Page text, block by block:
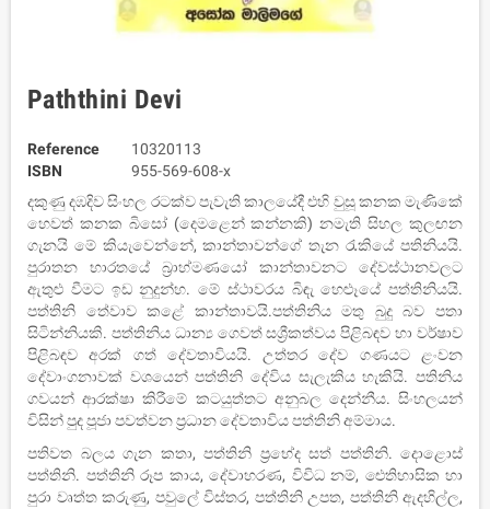
Paththini Devi
Reference
10320113
ISBN
955-569-608-x
දකුණු දඹදිව සිංහල රටක්ව පැවැති කාලයේදී එහි වුසූ කනක මැණිකේ
හෙවත් කනක බිසෝ (දෙමළෙන් කන්නකි) නමැති සිහල කුලඟන
ගැනයි මේ කියැවෙන්නේ, කාන්තාවන්ගේ තැන රැකියේ පතිනියයි.
පුරාතන භාරතයේ බ්‍රාහ්මණයෝ කාන්තාවනට දේවස්ථානවලට
ඇතුළු වීමට ඉඩ නුදුන්හ. මේ ස්ථාවරය බිඳැ හෙළූයේ පත්තිනියයි.
පත්තිනි තේවාව කළේ කාන්තාවයි.පත්තිනිය මතු බුදු බව පතා
සිටින්නියකි. පත්තිනිය ධාන්‍ය ගෙවත් සශ්‍රීකත්වය පිළිබඳව හා වර්ෂාව
පිළිබඳව අරක් ගත් දේවතාවියයි. උත්තර දේව ගණයට ළංවන
දේවාංගනාවක් වශයෙන් පත්තිනි දේවිය සැලැකිය හැකියි. පතිනිය
ගවයන් ආරක්ෂා කිරීමේ කටයුත්තට අනුබල දෙන්නීය. සිංහලයන්
විසින් පුද පූජා පවත්වන ප්‍රධාන දේවතාවිය පත්තිනි අම්මාය.
පතිවත බලය ගැන කතා, පත්තිනි ප්‍රභේද සත් පත්තිනි. දොළොස්
පත්තිනි. පත්තිනි රූප කාය, දේවාහරණ, විවිධ නම්, ඓතිහාසික හා
පුරා වෘත්ත කරුණු, පවුලේ විස්තර, පත්තිනි උපත, පත්තිනි ඇදහිල්ල,